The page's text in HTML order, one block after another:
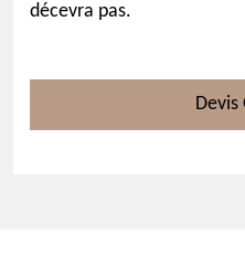
décevra pas.